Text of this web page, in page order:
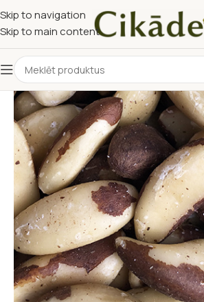
Skip to navigation
Skip to main content